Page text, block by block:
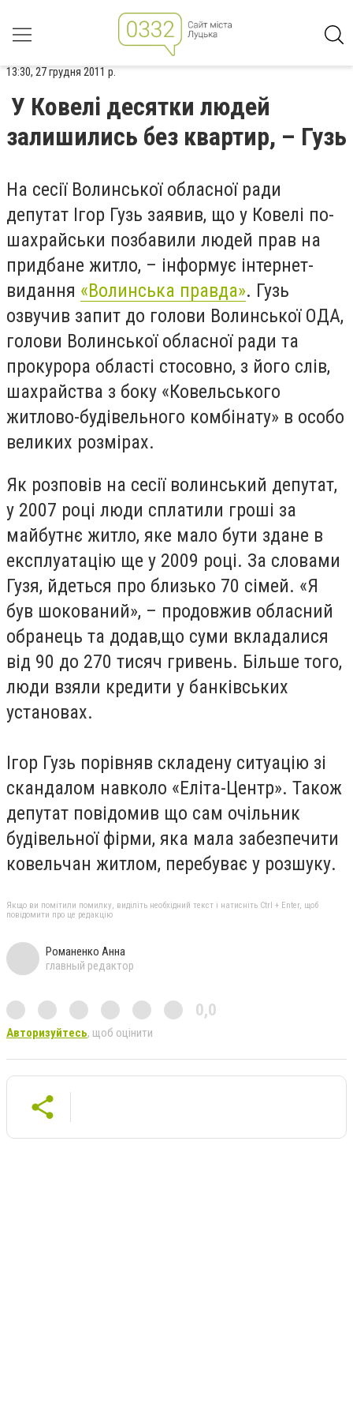
13:30, 27 грудня 2011 р.
У Ковелі десятки людей
залишились без квартир, – Гузь
На сесії Волинської обласної ради
депутат Ігор Гузь заявив, що у Ковелі по-
шахрайськи позбавили людей прав на
придбане житло, – інформує інтернет-
видання «Волинська правда». Гузь
озвучив запит до голови Волинської ОДА,
голови Волинської обласної ради та
прокурора області стосовно, з його слів,
шахрайства з боку «Ковельського
житлово-будівельного комбінату» в особо
великих розмірах.
Як розповів на сесії волинський депутат,
у 2007 році люди сплатили гроші за
майбутнє житло, яке мало бути здане в
експлуатацію ще у 2009 році. За словами
Гузя, йдеться про близько 70 сімей. «Я
був шокований», – продовжив обласний
обранець та додав,що суми вкладалися
від 90 до 270 тисяч гривень. Більше того,
люди взяли кредити у банківських
установах.
Ігор Гузь порівняв складену ситуацію зі
скандалом навколо «Еліта-Центр». Також
депутат повідомив що сам очільник
будівельної фірми, яка мала забезпечити
ковельчан житлом, перебуває у розшуку.
Якщо ви помітили помилку, виділіть необхідний текст і натисніть Ctrl + Enter, щоб
повідомити про це редакцію
Романенко Анна
главный редактор
0,0
Авторизуйтесь, щоб оцінити